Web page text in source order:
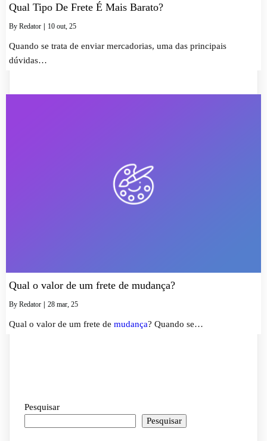
Qual Tipo De Frete É Mais Barato?
By Redator | 10 out, 25
Quando se trata de enviar mercadorias, uma das principais
dúvidas…
Qual o valor de um frete de mudança?
By Redator 28 mar, 25
Qual o valor de um frete de mudança? Quando se…
Pesquisar
Pesquisar